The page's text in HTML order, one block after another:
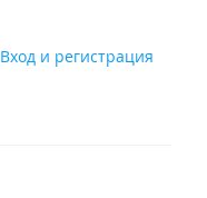
Вход и регистрация